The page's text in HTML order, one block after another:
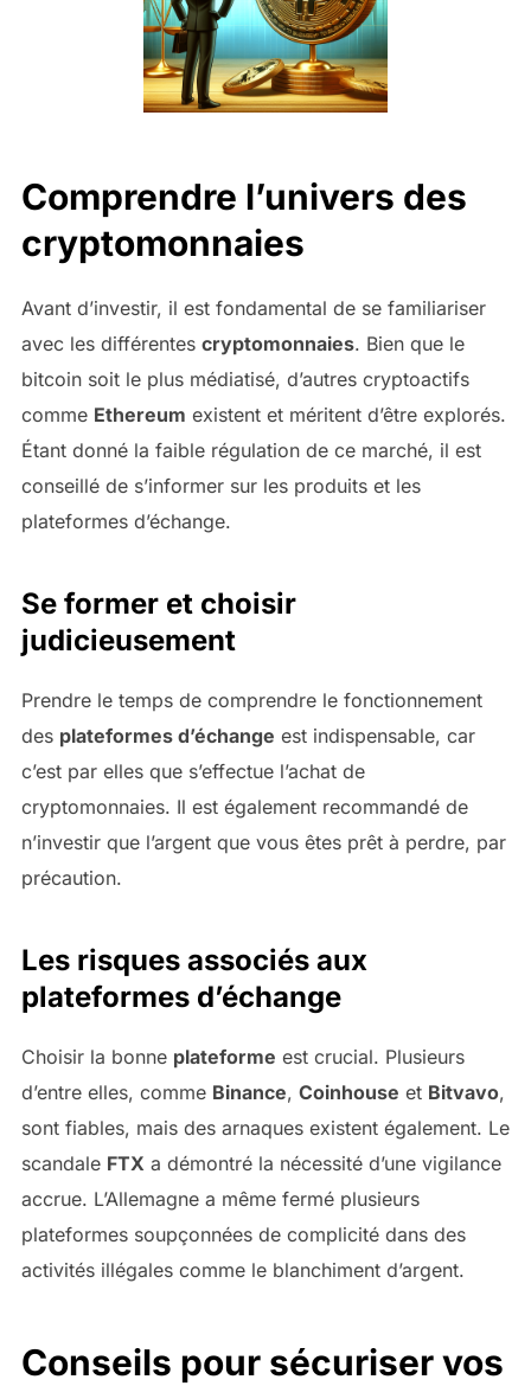
Comprendre l’univers des
cryptomonnaies
Avant d’investir, il est fondamental de se familiariser
avec les différentes cryptomonnaies. Bien que le
bitcoin soit le plus médiatisé, d’autres cryptoactifs
comme Ethereum existent et méritent d’être explorés.
Étant donné la faible régulation de ce marché, il est
conseillé de s’informer sur les produits et les
plateformes d’échange.
Se former et choisir
judicieusement
Prendre le temps de comprendre le fonctionnement
des plateformes d’échange est indispensable, car
c’est par elles que s’effectue l’achat de
cryptomonnaies. Il est également recommandé de
n’investir que l’argent que vous êtes prêt à perdre, par
précaution.
Les risques associés aux
plateformes d’échange
Choisir la bonne plateforme est crucial. Plusieurs
d’entre elles, comme Binance, Coinhouse et Bitvavo,
sont fiables, mais des arnaques existent également. Le
scandale FTX a démontré la nécessité d’une vigilance
accrue. L’Allemagne a même fermé plusieurs
plateformes soupçonnées de complicité dans des
activités illégales comme le blanchiment d’argent.
Conseils pour sécuriser vos